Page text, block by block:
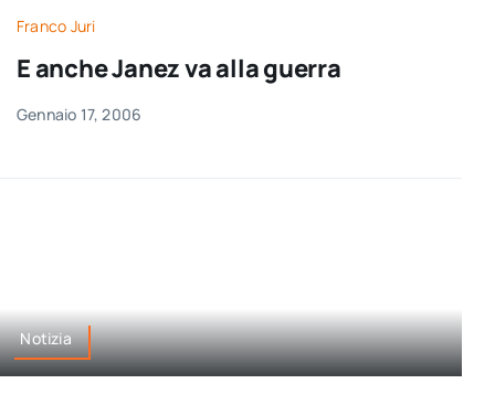
Franco Juri
E anche Janez va alla guerra
Gennaio 17, 2006
Notizia